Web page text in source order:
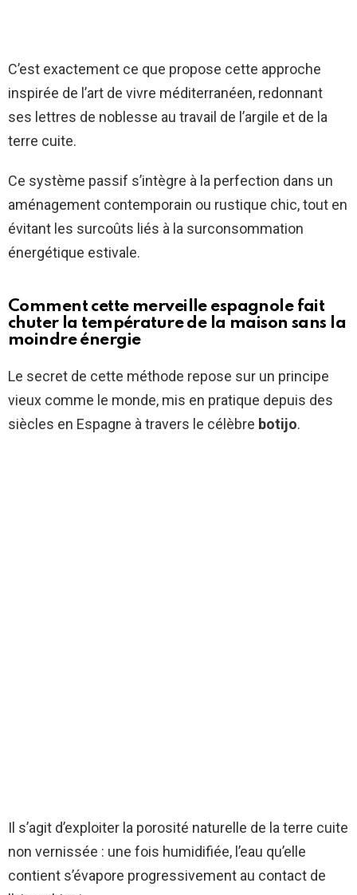
C’est exactement ce que propose cette approche
inspirée de l’art de vivre méditerranéen, redonnant
ses lettres de noblesse au travail de l’argile et de la
terre cuite.
Ce système passif s’intègre à la perfection dans un
aménagement contemporain ou rustique chic, tout en
évitant les surcoûts liés à la surconsommation
énergétique estivale.
Comment cette merveille espagnole fait
chuter la température de la maison sans la
moindre énergie
Le secret de cette méthode repose sur un principe
vieux comme le monde, mis en pratique depuis des
siècles en Espagne à travers le célèbre botijo.
Il s’agit d’exploiter la porosité naturelle de la terre cuite
non vernissée : une fois humidifiée, l’eau qu’elle
contient s’évapore progressivement au contact de